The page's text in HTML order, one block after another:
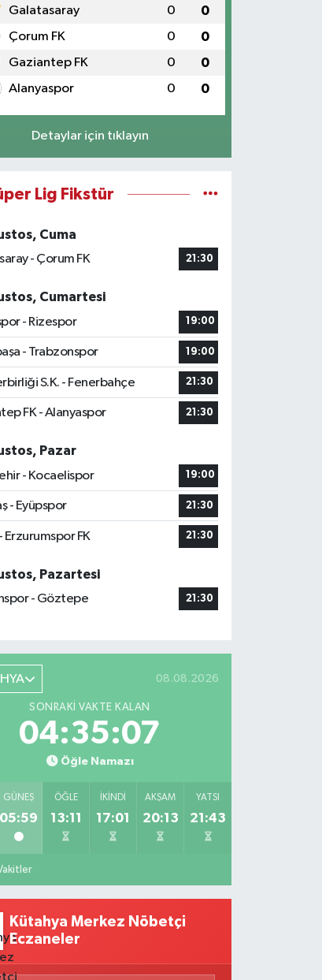
Galatasaray 0 0
Çorum FK 0 0
Gaziantep FK 0 0
Alanyaspor 0 0
Detaylar için tıklayın
Lig Fikstür
Cuma
- Çorum FK
21:30
Cumartesi
- Rizespor
19:00
- Trabzonspor 19:00
S.K. - Fenerbahçe 21:30
FK - Alanyaspor 21:30
Pazar
- Kocaelispor
19:00
- Eyüpspor 21:30
Erzurumspor FK 21:30
Pazartesi
- Göztepe
21:30
08.08.2026
SONRAKI VAKTE KALAN
04:35:06
Öğle Namazı
GÜNEŞ
05:59
ÖĞLE
13:11
İKINDI
17:01
AKŞAM
20:13
YATSI
21:43
Kütahya Merkez Nöbetçi
Eczaneler